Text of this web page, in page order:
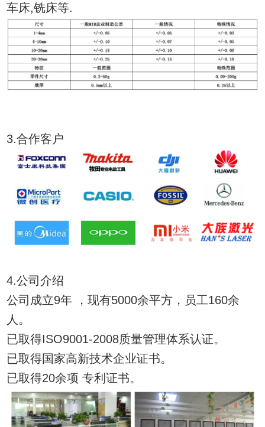
车床,铣床等.
3.合作客户
4.公司介绍
公司成立9年 ，现有5000余平方，员工160余
人。
已取得ISO9001-2008质量管理体系认证。
已取得国家高新技术企业证书。
已取得20余项 专利证书。